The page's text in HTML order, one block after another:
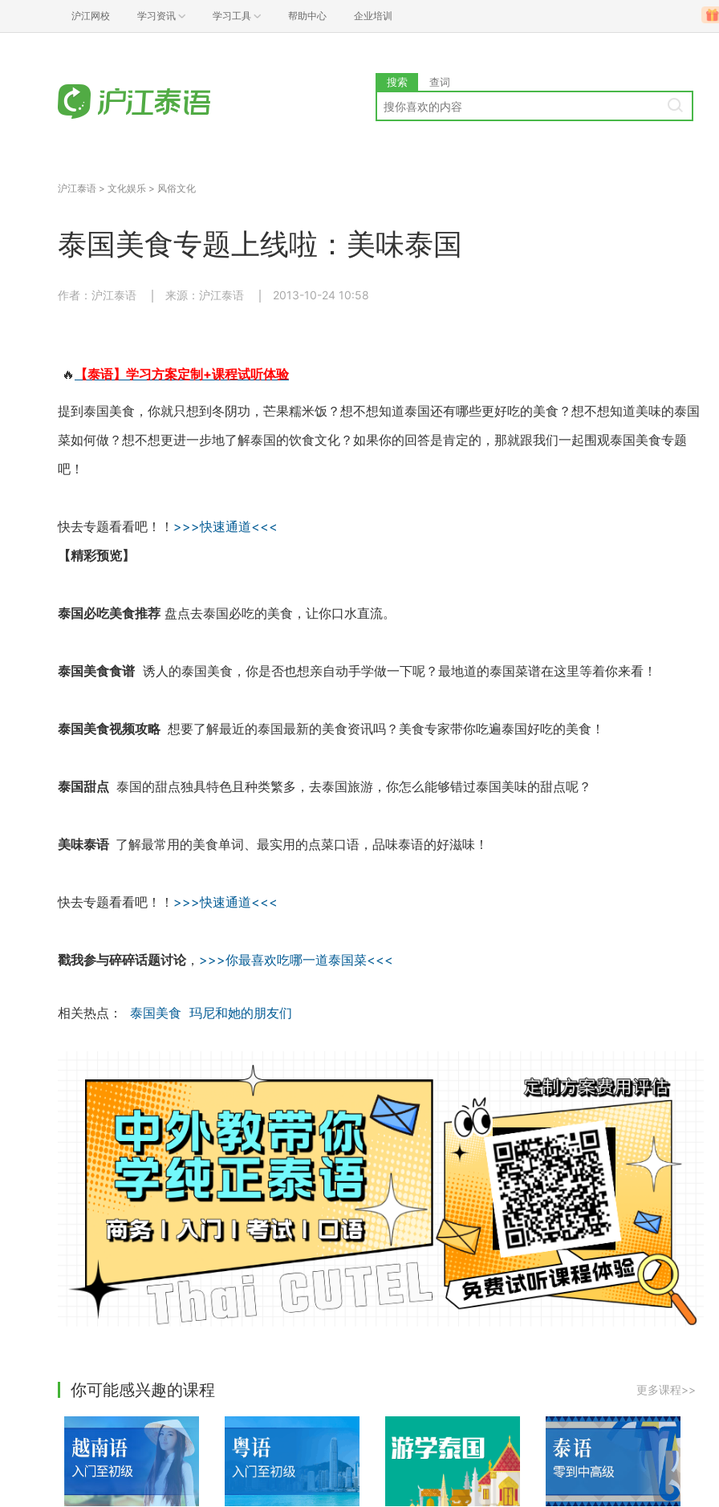
沪江网校 学习资讯 学习工具 帮助中心 企业培训
搜索 查词
沪江泰语 > 文化娱乐 > 风俗文化
泰国美食专题上线啦：美味泰国
作者：沪江泰语 来源：沪江泰语 2013-10-24 10:58
🔥 【泰语】学习方案定制+课程试听体验
提到泰国美食，你就只想到冬阴功，芒果糯米饭？想不想知道泰国还有哪些更好吃的美食？想不想知道美味的泰国
菜如何做？想不想更进一步地了解泰国的饮食文化？如果你的回答是肯定的，那就跟我们一起围观泰国美食专题
吧！
快去专题看看吧！！ >>>快速通道<<<
【精彩预览】
泰国必吃美食推荐 盘点去泰国必吃的美食，让你口水直流。
泰国美食食谱诱人的泰国美食，你是否也想亲自动手学做一下呢？最地道的泰国菜谱在这里等着你来看！
泰国美食视频攻略 想要了解最近的泰国最新的美食资讯吗？美食专家带你吃遍泰国好吃的美食！
泰国甜点 泰国的甜点独具特色且种类繁多，去泰国旅游，你怎么能够错过泰国美味的甜点呢？
美味泰语 了解最常用的美食单词、最实用的点菜口语，品味泰语的好滋味！
快去专题看看吧！！ >>>快速通道<<<
戳我参与碎碎话题讨论， >>>你最喜欢吃哪一道泰国菜<<<
相关热点： 泰国美食 玛尼和她的朋友们
你可能感兴趣的课程 更多课程>>